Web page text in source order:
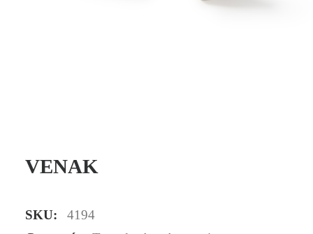
VENAK
SKU:
4194